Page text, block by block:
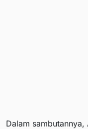
Dalam sambutannya,